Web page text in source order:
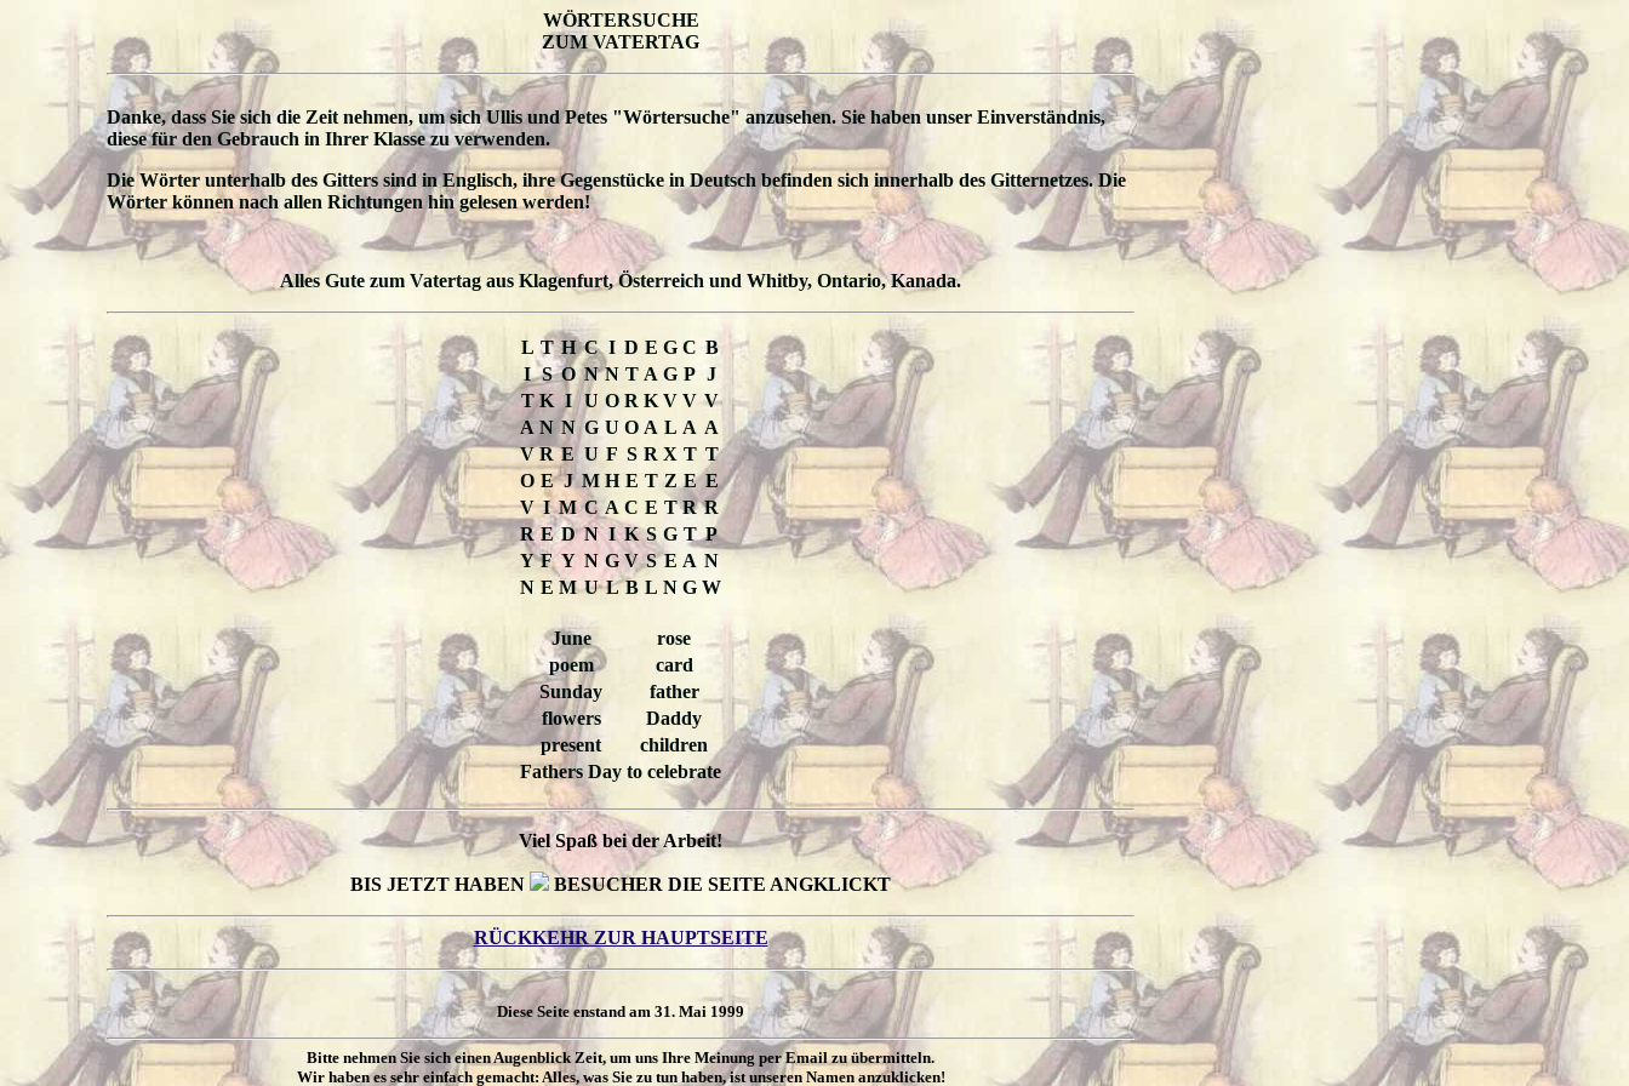
WÖRTERSUCHE
ZUM VATERTAG
Danke, dass Sie sich die Zeit nehmen, um sich Ullis und Petes "Wörtersuche" anzusehen. Sie haben unser Einverständnis,
diese für den Gebrauch in Ihrer Klasse zu verwenden.
Die Wörter unterhalb des Gitters sind in Englisch, ihre Gegenstücke in Deutsch befinden sich innerhalb des Gitternetzes. Die
Wörter können nach allen Richtungen hin gelesen werden!
Alles Gute zum Vatertag aus Klagenfurt, Österreich und Whitby, Ontario, Kanada.
L T H C I D E G C B
I S O N N T A G P J
T K I U O R K V V V
A N N G U O A L A A
V R E U F S R X T T
O E J M H E T Z E E
V I M C A C E T R R
R E D N I K S G T P
Y F Y N G V S E A N
N E M U L B L N G W
June
rose
poem
card
Sunday
father
flowers
Daddy
present
children
Fathers Day to celebrate
Viel Spaß bei der Arbeit!
BIS JETZT HABEN BESUCHER DIE SEITE ANGKLICKT
RÜCKKEHR ZUR HAUPTSEITE
Diese Seite enstand am 31. Mai 1999
Bitte nehmen Sie sich einen Augenblick Zeit, um uns Ihre Meinung per Email zu übermitteln.
Wir haben es sehr einfach gemacht: Alles, was Sie zu tun haben, ist unseren Namen anzuklicken!